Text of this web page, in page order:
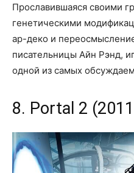
Прославившаяся своими
генетическими
ар-деко и
писательницы Айн Рэнд,
одной из самых
8. Portal 2